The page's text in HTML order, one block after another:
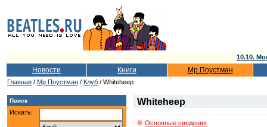
10.10.
Новости Книги Мр.Поустман
Главная / Мр.Поустман / Клуб / Whiteheep
Поиск
Искать:
Whiteheep
Основные сведения